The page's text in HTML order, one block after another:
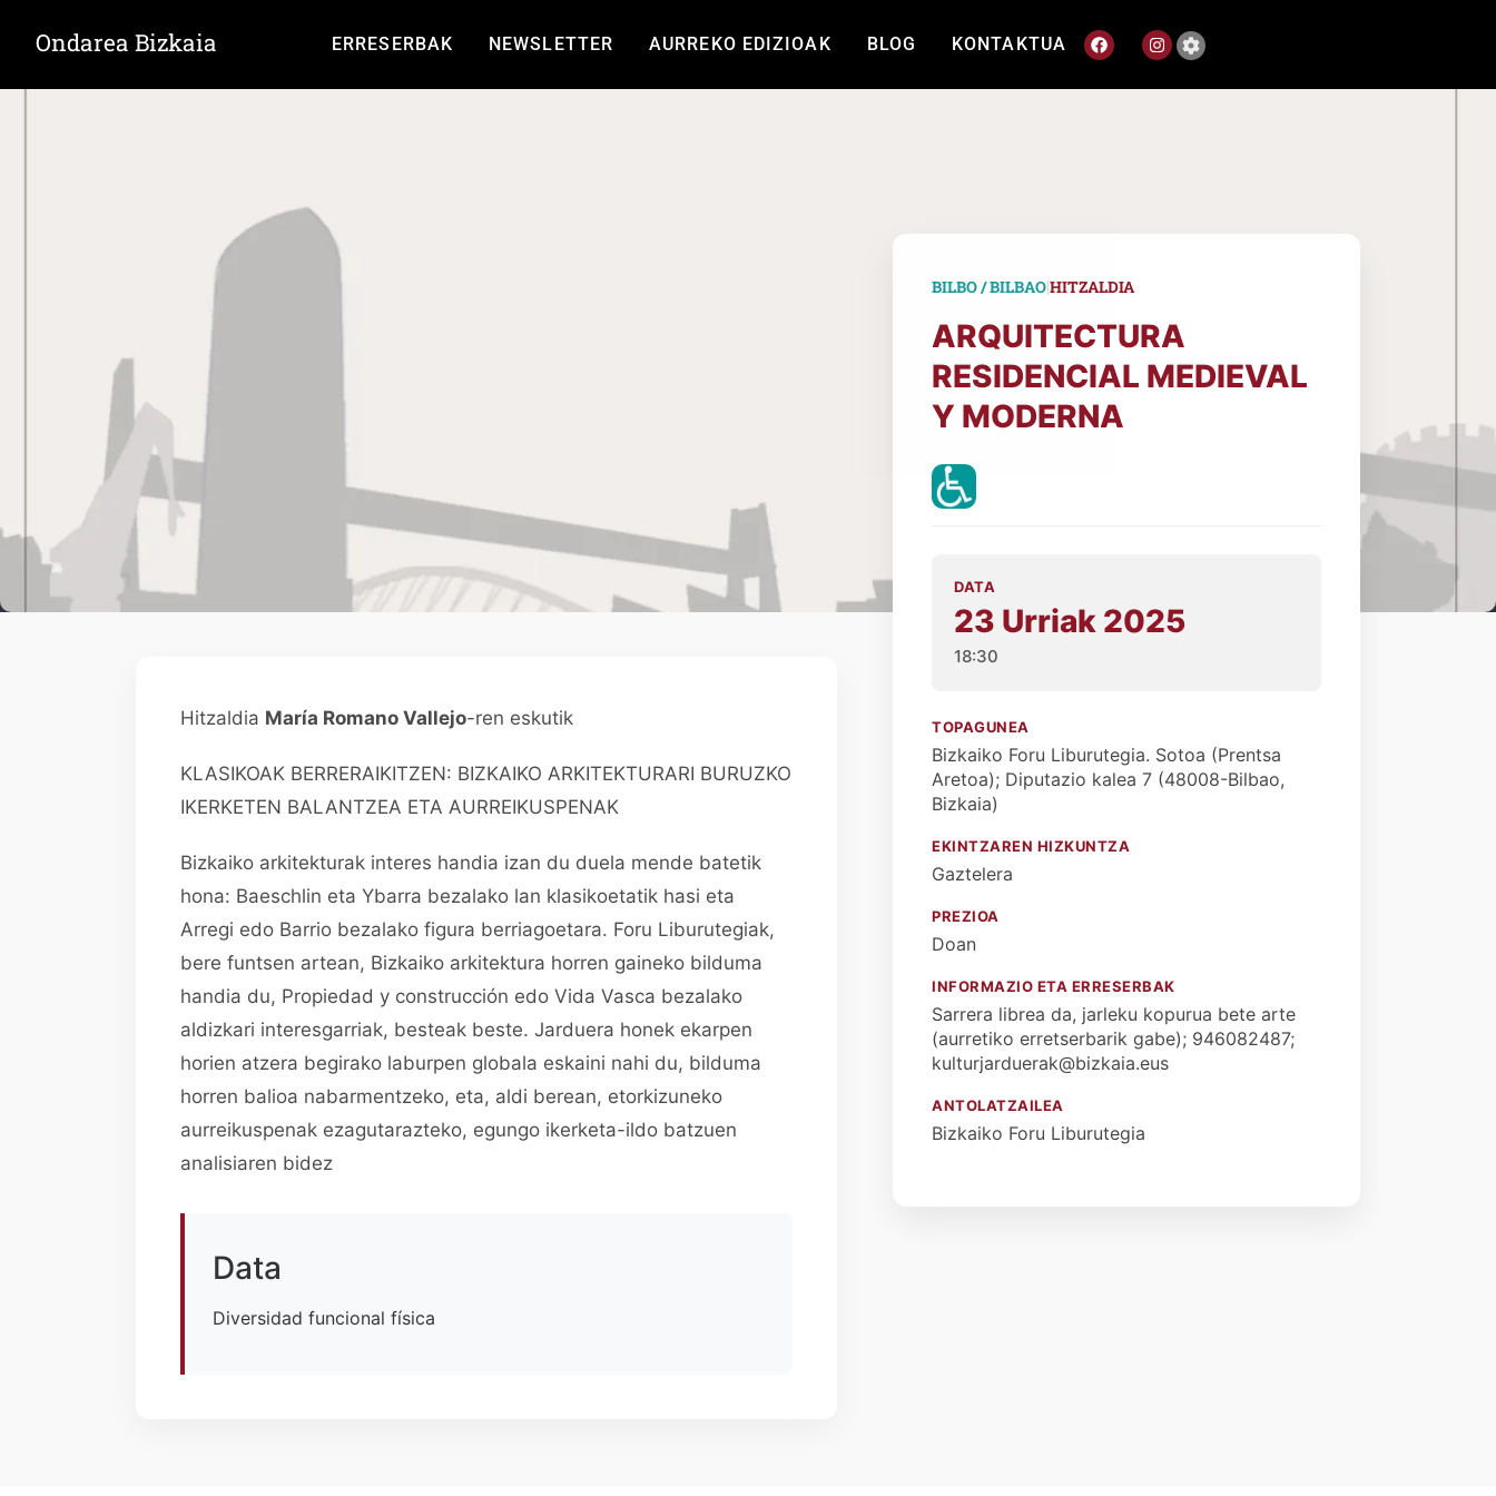
Ondarea Bizkaia ERRESERBAK NEWSLETTER AURREKO EDIZIOAK BLOG KONTAKTUA
Hitzaldia María Romano Vallejo-ren eskutik
KLASIKOAK BERRERAIKITZEN: BIZKAIKO ARKITEKTURARI BURUZKO
IKERKETEN BALANTZEA ETA AURREIKUSPENAK
Bizkaiko arkitekturak interes handia izan du duela mende batetik
hona: Baeschlin eta Ybarra bezalako lan klasikoetatik hasi eta
Arregi edo Barrio bezalako figura berriagoetara. Foru Liburutegiak,
bere funtsen artean, Bizkaiko arkitektura horren gaineko bilduma
handia du, Propiedad y construcción edo Vida Vasca bezalako
aldizkari interesgarriak, besteak beste. Jarduera honek ekarpen
horien atzera begirako laburpen globala eskaini nahi du, bilduma
horren balioa nabarmentzeko, eta, aldi berean, etorkizuneko
aurreikuspenak ezagutarazteko, egungo ikerketa-ildo batzuen
analisiaren bidez
Data
Diversidad funcional física
BILBO / BILBAO|HITZALDIA
ARQUITECTURA
RESIDENCIAL MEDIEVAL
Y MODERNA
DATA
23 Urriak 2025
18:30
TOPAGUNEA
Bizkaiko Foru Liburutegia. Sotoa (Prentsa
Aretoa); Diputazio kalea 7 (48008-Bilbao,
Bizkaia)
EKINTZAREN HIZKUNTZA
Gaztelera
PREZIOA
Doan
INFORMAZIO ETA ERRESERBAK
Sarrera librea da, jarleku kopurua bete arte
(aurretiko erretserbarik gabe); 946082487;
kulturjarduerak@bizkaia.eus
ANTOLATZAILEA
Bizkaiko Foru Liburutegia